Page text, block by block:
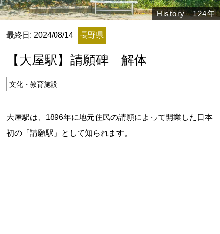
不具合・報告事項
記事掲載基準
Special Thanks
History 124年
最終日: 2024/08/14 長野県
【大屋駅】請願碑 解体
文化・教育施設
大屋駅は、1896年に地元住民の請願によって開業した日本
初の「請願駅」として知られます。